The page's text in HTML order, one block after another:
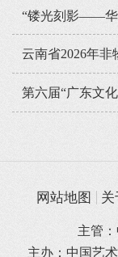
网站地图 关
主管
主办：中国艺